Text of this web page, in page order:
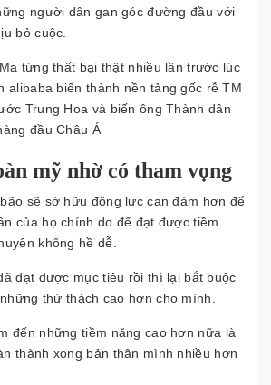
người dân gan góc đường đầu với
bỏ cuộc.
từng thất bại thật nhiều lần trước lúc
alibaba biến thành nền tảng gốc rễ TM
Trung Hoa và biến ông Thành dân
đầu Châu Á
mỹ nhờ có tham vọng
sẽ sở hữu động lực can đảm hơn để
của họ chính do để đạt được tiềm
không hề dễ.
đạt được mục tiêu rồi thì lại bắt buộc
thử thách cao hơn cho mình.
đến những tiềm năng cao hơn nữa là
thành xong bản thân mình nhiều hơn